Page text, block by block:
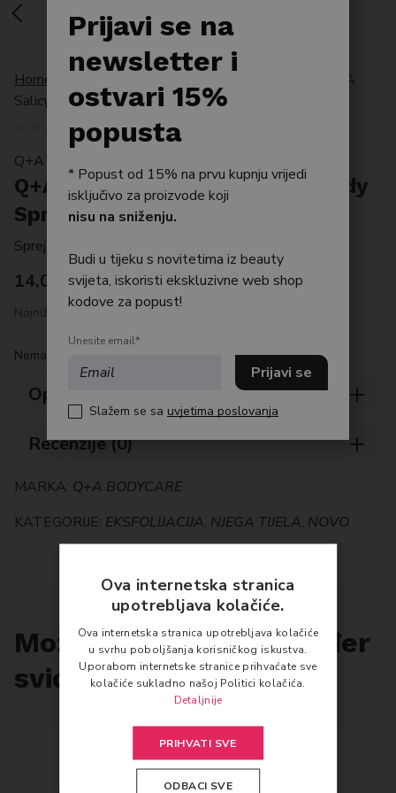
Po tipu kože
Bestseller
Njega tijela
Njega kose
Home
Q+A
Salicylic Acid Clarifying Body Spray 150ml
Q+A BODYCARE
Q+A Salicylic Acid Clarifying Body
Spray 150ml
Sprej za tijelo s BHA kiselinom
14,00 €
Najniža cijena posljednjih 30 dana: 14 €
Nema na zalihi
Opis
Recenzije (0)
KATEGORIJE: EKSFOLIJACIJA, NJEGA TIJELA, NOVO
MARKA: Q+A BODYCARE
Možda će vam se također
svidjeti…
Q+A BODYCARE
Prijavi se na
newsletter i
ostvari 15%
popusta
* Popust od 15% na prvu kupnju vrijedi
isključivo za proizvode koji
nisu na sniženju.
Budi u tijeku s novitetima iz beauty
svijeta, iskoristi ekskluzivne web shop
kodove za popust!
Unesite email*
Slažem se sa uvjetima poslovanja
Ova internetska stranica
upotrebljava kolačiće.
Ova internetska stranica upotrebljava kolačiće
u svrhu poboljšanja korisničkog iskustva.
Uporabom internetske stranice prihvaćate sve
kolačiće sukladno našoj Politici kolačića.
Detaljnije
PRIHVATI SVE
ODBACI SVE